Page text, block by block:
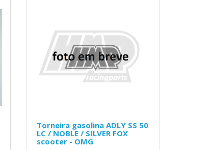
Torneira gasolina ADLY SS 50
LC / NOBLE / SILVER FOX
scooter - OMG